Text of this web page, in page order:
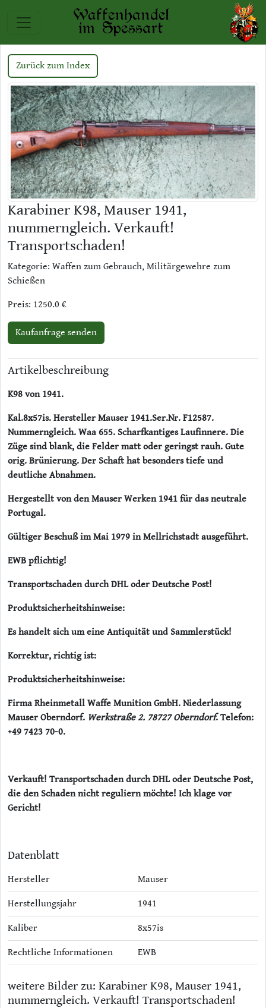
Zurück zum Index
Karabiner K98, Mauser 1941,
nummerngleich. Verkauft!
Transportschaden!
Kategorie: Waffen zum Gebrauch, Militärgewehre zum
Schießen
Preis: 1250.0 €
Kaufanfrage senden
Artikelbeschreibung
K98 von 1941.
Kal.8x57is. Hersteller Mauser 1941.Ser.Nr. F12587.
Nummerngleich. Waa 655. Scharfkantiges Laufinnere. Die
Züge sind blank, die Felder matt oder geringst rauh. Gute
orig. Brünierung. Der Schaft hat besonders tiefe und
deutliche Abnahmen.
Hergestellt von den Mauser Werken 1941 für das neutrale
Portugal.
Gültiger Beschuß im Mai 1979 in Mellrichstadt ausgeführt.
EWB pflichtig!
Transportschaden durch DHL oder Deutsche Post!
Produktsicherheitshinweise:
Es handelt sich um eine Antiquität und Sammlerstück!
Korrektur, richtig ist:
Produktsicherheitshinweise:
Firma Rheinmetall Waffe Munition GmbH. Niederlassung
Mauser Oberndorf. Werkstraße 2. 78727 Oberndorf. Telefon:
+49 7423 70-0.
Verkauft! Transportschaden durch DHL oder Deutsche Post,
die den Schaden nicht reguliern möchte! Ich klage vor
Gericht!
Datenblatt
Hersteller Mauser
Herstellungsjahr 1941
Kaliber 8x57is
Rechtliche Informationen EWB
weitere Bilder zu: Karabiner K98, Mauser 1941,
nummerngleich. Verkauft! Transportschaden!